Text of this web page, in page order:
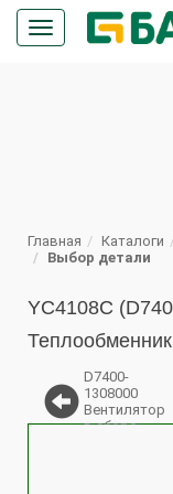
Кнопка
меню
Главная Каталоги
Выбор детали
YC4108C
D7400-
1308000
Вентилятор
в сборе